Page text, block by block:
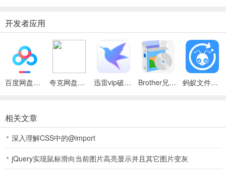
开发者应用
百度网盘绿色免安装Pc电脑版 夸克网盘官方正式版 迅雷vip破解版永久会员2024版 Brother兄弟 MFC-8480DN多功能一体机ISIS驱动 蚂蚁文件（数据恢复大师）
相关文章
深入理解CSS中的@import
jQuery实现鼠标滑向当前图片高亮显示并且其它图片变灰